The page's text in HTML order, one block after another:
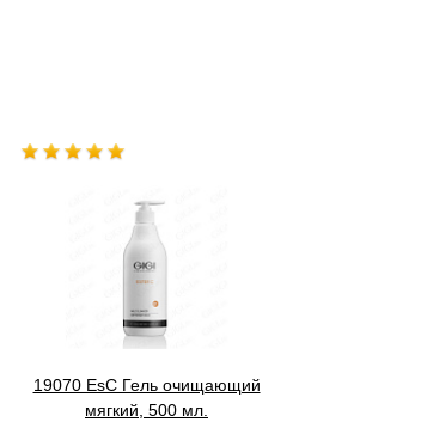
19070 EsC Гель очищающий
мягкий, 500 мл.